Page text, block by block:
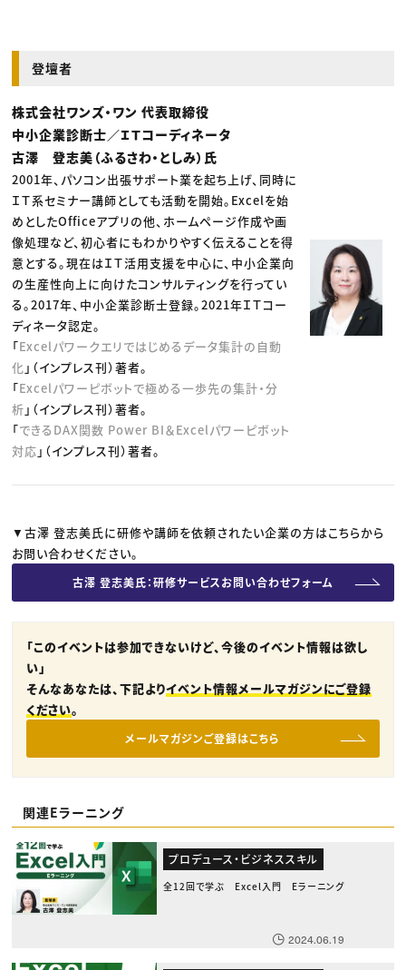
登壇者
株式会社ワンズ・ワン 代表取締役
中小企業診断士／ＩＴコーディネータ
古澤 登志美（ふるさわ・としみ）氏
2001年、パソコン出張サポート業を起ち上げ、同時に
ＩＴ系セミナー講師としても活動を開始。Excelを始
めとしたOfficeアプリの他、ホームページ作成や画
像処理など、初心者にもわかりやすく伝えることを得
意とする。現在はＩＴ活用支援を中心に、中小企業向
の生産性向上に向けたコンサルティングを行ってい
る。2017年、中小企業診断士登録。2021年ＩＴコー
ディネータ認定。
「Excelパワークエリではじめるデータ集計の自動
化 」（インプレス刊）著者。
「Excelパワーピボットで極める一歩先の集計・分
析 」（インプレス刊）著者。
「できるDAX関数 Power BI＆Excelパワーピボット
対応 」（インプレス刊）著者。
▼古澤 登志美氏に研修や講師を依頼されたい企業の方はこちらから
お問い合わせください。
古澤 登志美氏：研修サービスお問い合わせフォーム
「このイベントは参加できないけど、今後のイベント情報は欲し
い」
そんなあなたは、下記よりイベント情報メールマガジンにご登録
ください。
メールマガジンご登録はこちら
関連Eラーニング
プロデュース・ビジネススキル
全12回で学ぶ Excel入門 Eラーニング
2024.06.19